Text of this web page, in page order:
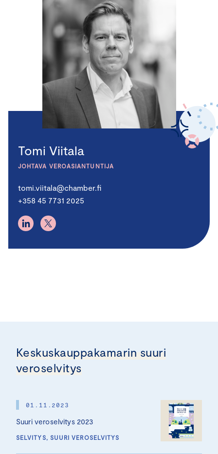
Tomi Viitala
JOHTAVA VEROASIANTUNTIJA
tomi.viitala@chamber.fi
+358 45 7731 2025
Keskuskauppakamarin suuri
veroselvitys
01.11.2023
Suuri veroselvitys 2023
SELVITYS, SUURI VEROSELVITYS